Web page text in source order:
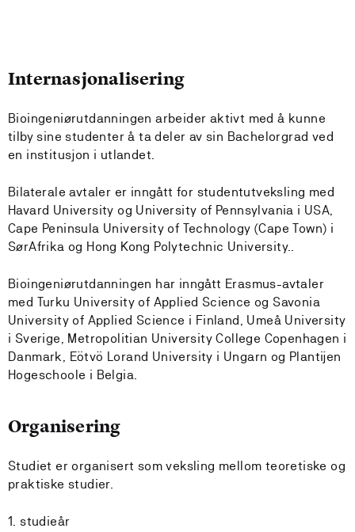
Internasjonalisering
Bioingeniørutdanningen arbeider aktivt med å kunne
tilby sine studenter å ta deler av sin Bachelorgrad ved
en institusjon i utlandet.
Bilaterale avtaler er inngått for studentutveksling med
Havard University og University of Pennsylvania i USA,
Cape Peninsula University of Technology (Cape Town) i
SørAfrika og Hong Kong Polytechnic University..
Bioingeniørutdanningen har inngått Erasmus-avtaler
med Turku University of Applied Science og Savonia
University of Applied Science i Finland, Umeå University
i Sverige, Metropolitian University College Copenhagen i
Danmark, Eötvö Lorand University i Ungarn og Plantijen
Hogeschoole i Belgia.
Organisering
Studiet er organisert som veksling mellom teoretiske og
praktiske studier.
1. studieår